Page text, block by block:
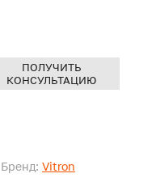
Бренд: Vitron
ПОЛУЧИТЬ
КОНСУЛЬТАЦИЮ